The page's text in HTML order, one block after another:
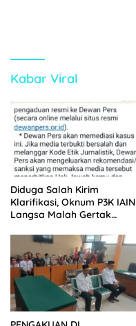
Kabar Viral
Diduga Salah Kirim
Klarifikasi, Oknum P3K IAIN
Langsa Malah Gertak